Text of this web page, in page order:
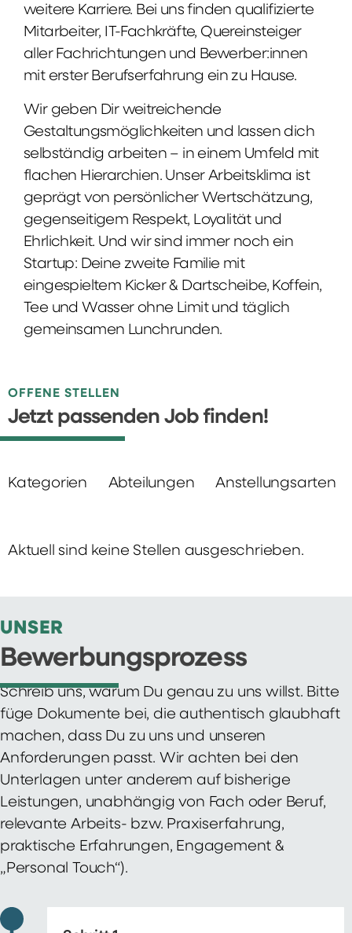
weitere Karriere. Bei uns finden qualifizierte
Mitarbeiter, IT-Fachkräfte, Quereinsteiger
aller Fachrichtungen und Bewerber:innen
mit erster Berufserfahrung ein zu Hause.
Wir geben Dir weitreichende
Gestaltungsmöglichkeiten und lassen dich
selbständig arbeiten – in einem Umfeld mit
flachen Hierarchien. Unser Arbeitsklima ist
geprägt von persönlicher Wertschätzung,
gegenseitigem Respekt, Loyalität und
Ehrlichkeit. Und wir sind immer noch ein
Startup: Deine zweite Familie mit
eingespieltem Kicker & Dartscheibe, Koffein,
Tee und Wasser ohne Limit und täglich
gemeinsamen Lunchrunden.
OFFENE STELLEN
Jetzt passenden Job finden!
Kategorien Abteilungen Anstellungsarten
Aktuell sind keine Stellen ausgeschrieben.
UNSER
Bewerbungsprozess
Schreib uns, warum Du genau zu uns willst. Bitte
füge Dokumente bei, die authentisch glaubhaft
machen, dass Du zu uns und unseren
Anforderungen passt. Wir achten bei den
Unterlagen unter anderem auf bisherige
Leistungen, unabhängig von Fach oder Beruf,
relevante Arbeits- bzw. Praxiserfahrung,
praktische Erfahrungen, Engagement &
„Personal Touch“).